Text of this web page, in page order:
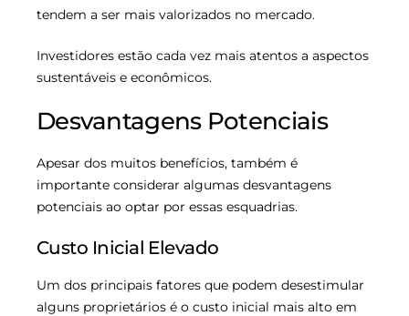
tendem a ser mais valorizados no mercado.
Investidores estão cada vez mais atentos a aspectos
sustentáveis e econômicos.
Desvantagens Potenciais
Apesar dos muitos benefícios, também é
importante considerar algumas desvantagens
potenciais ao optar por essas esquadrias.
Custo Inicial Elevado
Um dos principais fatores que podem desestimular
alguns proprietários é o custo inicial mais alto em